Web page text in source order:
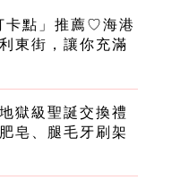
卡點」推薦♡海港
東街，讓你充滿
獄級聖誕交換禮
皂、腿毛牙刷架